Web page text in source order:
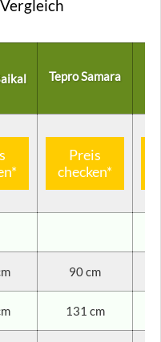
Tepro Samara
Preis
checken*
90 cm
131 cm